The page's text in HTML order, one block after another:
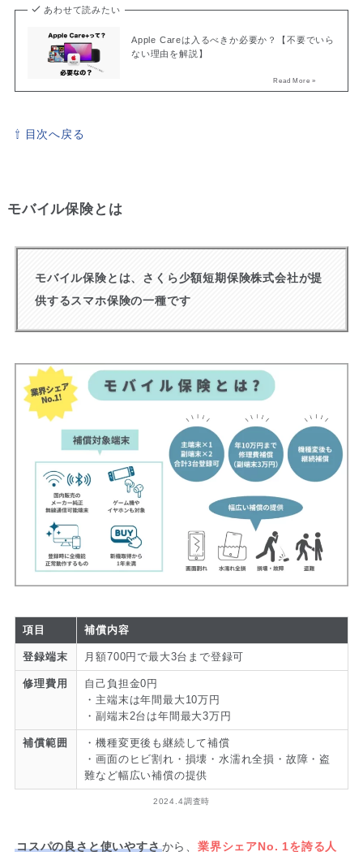
あわせて読みたい
Apple Careは入るべきか必要か？【不要でいら
ない理由を解説】
⇧ 目次へ戻る
モバイル保険とは
モバイル保険とは、さくら少額短期保険株式会社が提
供するスマホ保険の一種です
項目 補償内容
登録端末 月額700円で最大3台まで登録可
修理費用
自己負担金0円
・主端末は年間最大10万円
・副端末2台は年間最大3万円
補償範囲
・機種変更後も継続して補償
・画面のヒビ割れ・損壊・水濡れ全損・故障・盗
難など幅広い補償の提供
2024.4調査時
コスパの良さと使いやすさから、業界シェアNo. 1を誇る人